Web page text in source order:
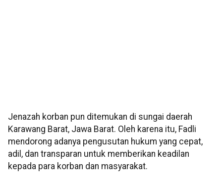
Jenazah korban pun ditemukan di sungai daerah
Karawang Barat, Jawa Barat. Oleh karena itu, Fadli
mendorong adanya pengusutan hukum yang cepat,
adil, dan transparan untuk memberikan keadilan
kepada para korban dan masyarakat.